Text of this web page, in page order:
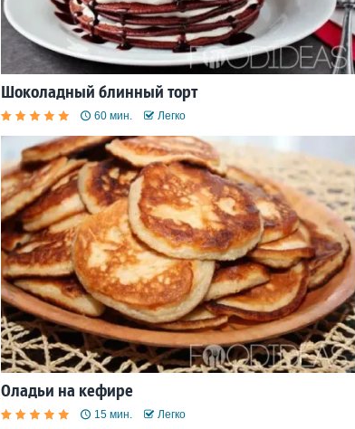
Шоколадный блинный торт
60 мин. Легко
Оладьи на кефире
15 мин. Легко